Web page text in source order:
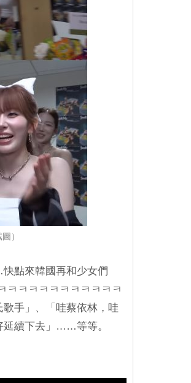
）
點來韓國再和少女們
ㅋㅋㅋㅋㅋㅋㅋㅋㅋㅋㅋ
手」、「哇蔡依林，哇
續下去」……等等。